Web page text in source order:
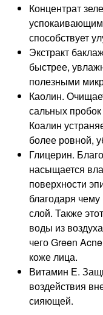
Концентрат
способствует
Экстракт
быстрее,
полезными
Каолин.
сальных
Коалин
более ровной,
Глицерин.
насыщается
поверхности
благодаря
слой. Также
воды из
чего Green
коже лица.
Витамин Е.
воздействия
сияющей.